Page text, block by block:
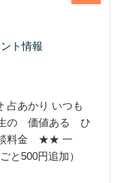
ト情報
占あかり いつも
生の 価値ある ひ
料金 ★★ 一
500円追加）